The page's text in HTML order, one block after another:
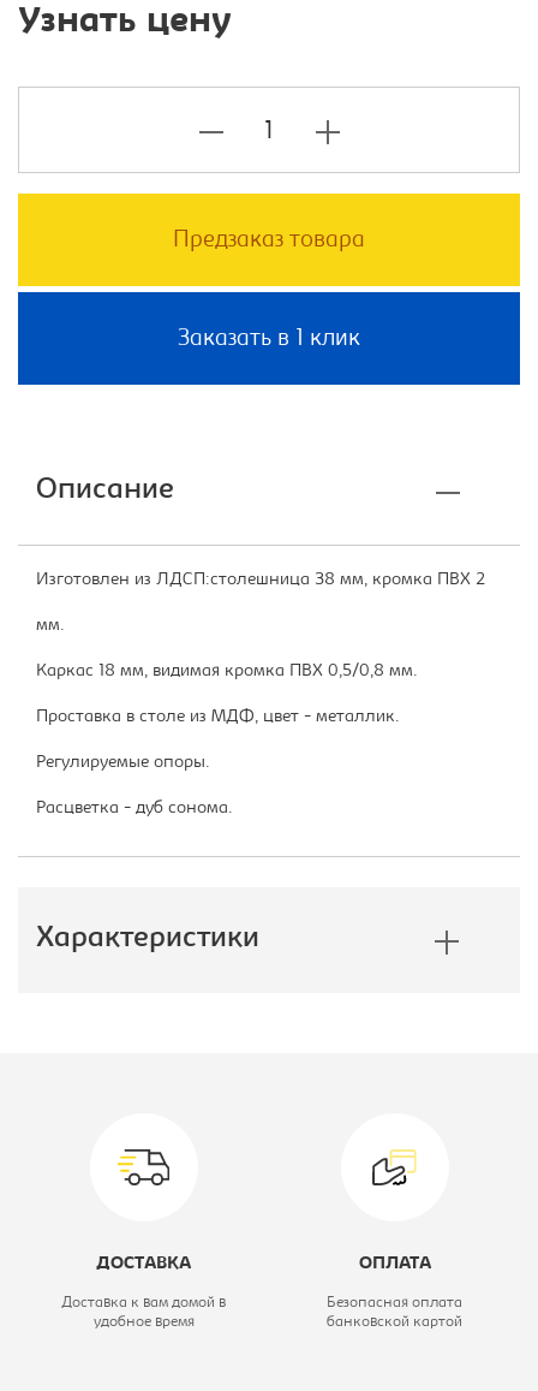
Узнать цену
Предзаказ товара
Заказать в 1 клик
Описание
Изготовлен из ЛДСП:столешница 38 мм, кромка ПВХ 2
мм.
Каркас 18 мм, видимая кромка ПВХ 0,5/0,8 мм.
Проставка в столе из МДФ, цвет - металлик.
Регулируемые опоры.
Расцветка - дуб сонома.
Характеристики
Размер стола, Ш*Г*В, мм:: 1100x550x765
ДОСТАВКА
Доставка к вам домой в
удобное время
ОПЛАТА
Безопасная оплата
банковской картой